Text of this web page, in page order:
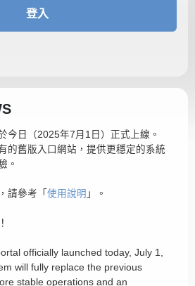
今日（2025年7月1日）正式上線。
的舊版入口網站，提供更穩定的系統
。
請參考「 使用說明 」。
officially launched today, July 1,
will fully replace the previous
stable operations and an
登入